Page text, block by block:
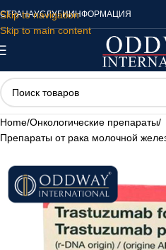
Skip to navigation
Skip to main content
СТРАНАУСЛУГИИНФОРМАЦИЯ
Home/Онкологические препараты/
Препараты от рака молочной